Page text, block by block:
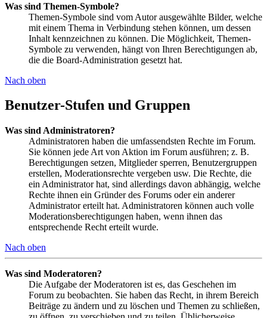
Was sind Themen-Symbole?
Themen-Symbole sind vom Autor ausgewählte Bilder, welche
mit einem Thema in Verbindung stehen können, um dessen
Inhalt kennzeichnen zu können. Die Möglichkeit, Themen-
Symbole zu verwenden, hängt von Ihren Berechtigungen ab,
die die Board-Administration gesetzt hat.
Nach oben
Benutzer-Stufen und Gruppen
Was sind Administratoren?
Administratoren haben die umfassendsten Rechte im Forum.
Sie können jede Art von Aktion im Forum ausführen; z. B.
Berechtigungen setzen, Mitglieder sperren, Benutzergruppen
erstellen, Moderationsrechte vergeben usw. Die Rechte, die
ein Administrator hat, sind allerdings davon abhängig, welche
Rechte ihnen ein Gründer des Forums oder ein anderer
Administrator erteilt hat. Administratoren können auch volle
Moderationsberechtigungen haben, wenn ihnen das
entsprechende Recht erteilt wurde.
Nach oben
Was sind Moderatoren?
Die Aufgabe der Moderatoren ist es, das Geschehen im
Forum zu beobachten. Sie haben das Recht, in ihrem Bereich
Beiträge zu ändern und zu löschen und Themen zu schließen,